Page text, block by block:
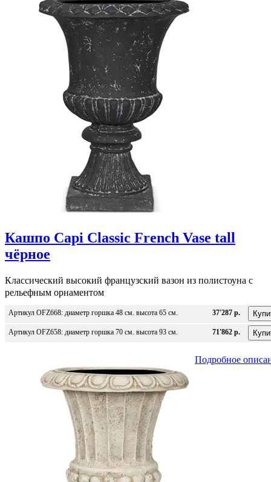
Кашпо Capi Classic French Vase tall
чёрное
Классический высокий французский вазон из полистоуна с
рельефным орнаментом
Артикул OFZ668: диаметр горшка 48 см. высота 65 см. 37'287 р.
Артикул OFZ658: диаметр горшка 70 см. высота 93 см. 71'862 р.
Подробное